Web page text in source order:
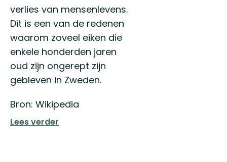
verlies van mensenlevens.
Dit is een van de redenen
waarom zoveel eiken die
enkele honderden jaren
oud zijn ongerept zijn
gebleven in Zweden.
Bron: Wikipedia
Lees verder